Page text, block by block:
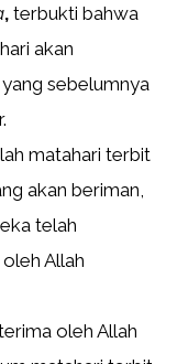
, terbukti bahwa
akan
sebelumnya
matahari terbit
akan beriman,
telah
Allah
oleh Allah